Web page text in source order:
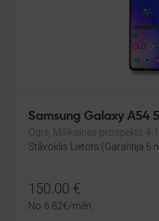
Samsung Galaxy A54
Ogre, Mālkalnes prospekts 4-
Stāvoklis Lietots (Garantija 6
150.00 €
No 6.82€/mēn.